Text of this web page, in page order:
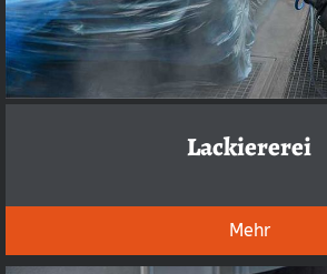
Lackiererei
Mehr